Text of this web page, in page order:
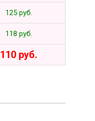
125 руб.
118 руб.
110 руб.